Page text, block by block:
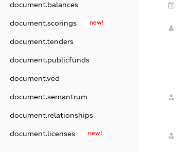
document.balances
document.scorings new!
document.tenders
document.publicfunds
document.ved
document.semantrum
document.relationships
document.licenses new!